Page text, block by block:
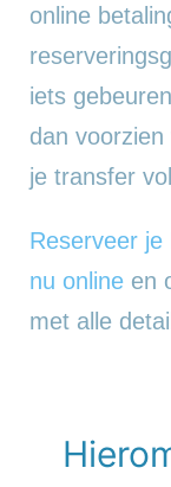
online
iets
dan
je transfer
Reserveer
nu online en
met alle